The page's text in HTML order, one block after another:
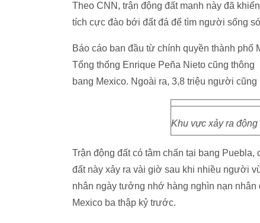
Theo CNN, trận động đất mạnh này đã
tích cực đào bới đất đá để tìm người sống
Báo cáo ban đầu từ chính quyền thành phố
Tổng thống Enrique Peña Nieto cũng
bang Mexico. Ngoài ra, 3,8 triệu người
Khu vực xảy ra
Trận động đất có tâm chấn tại bang
đất này xảy ra vài giờ sau khi nhiều người
nhân ngày tưởng nhớ hàng nghìn nạn nhân
Mexico ba thập kỷ trước.